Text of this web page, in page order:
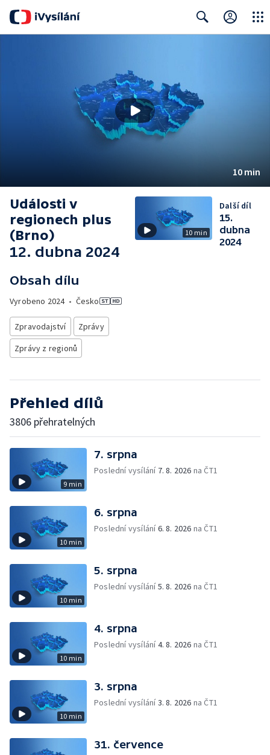
10 min
Události v
regionech plus
(Brno)
12. dubna 2024
Obsah dílu
Vyrobeno 2024• Česko
Zpravodajství
Zprávy
Zprávy z regionů
10 min
Další díl
15.
dubna
2024
Přehled dílů
3806 přehratelných
9 min
7. srpna
Poslední vysílání 7. 8. 2026 na ČT1
10 min
6. srpna
Poslední vysílání6. 8. 2026 na ČT1
10 min
5. srpna
Poslední vysílání5. 8. 2026 na ČT1
10 min
4. srpna
Poslední vysílání4. 8. 2026 na ČT1
10 min
3. srpna
Poslední vysílání3. 8. 2026 na ČT1
31. července